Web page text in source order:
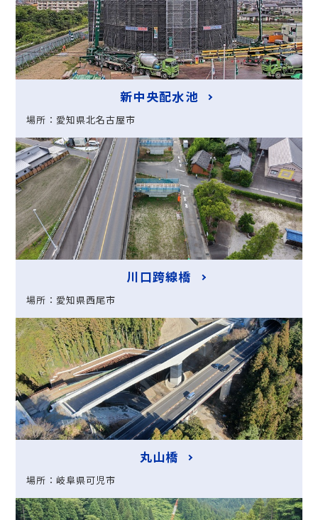
新中央配水池
場所：愛知県北名古屋市
川口跨線橋
場所：愛知県西尾市
丸山橋
場所：岐阜県可児市